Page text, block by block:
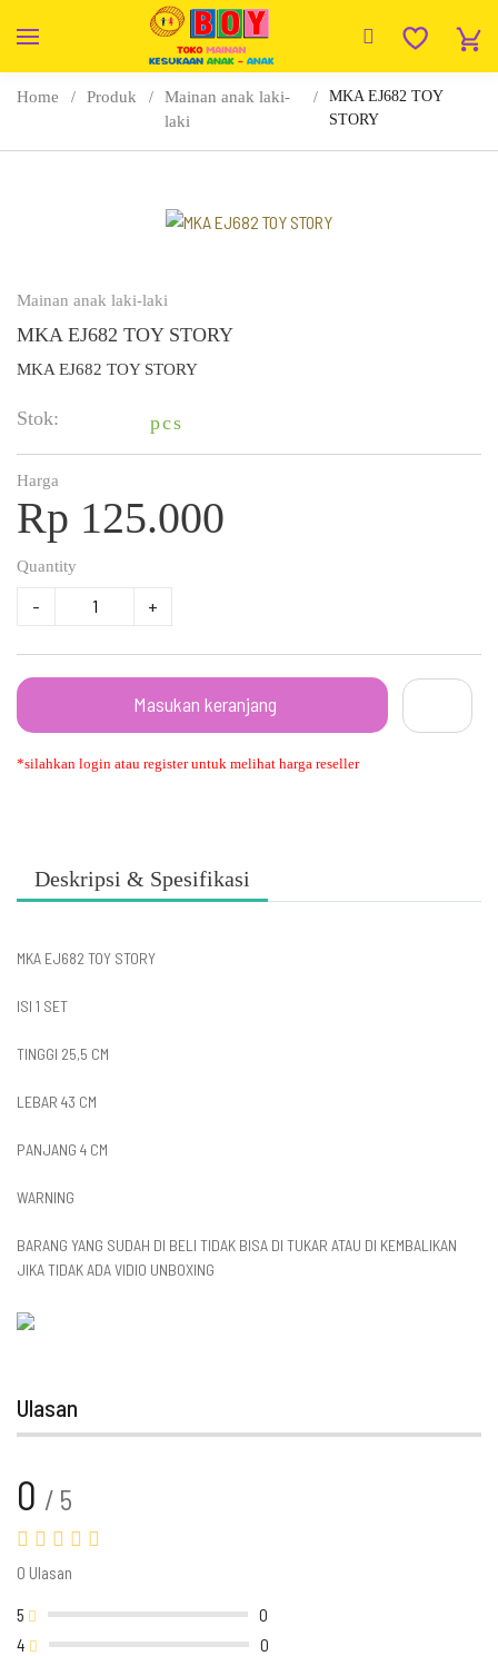
Home Produk
Mainan anak laki-
laki
MKA EJ682 TOY
STORY
Mainan anak laki-laki
MKA EJ682 TOY STORY
MKA EJ682 TOY STORY
Stok: pcs
Harga
Rp 125.000
Quantity
- +
Masukan keranjang
*silahkan login atau register untuk melihat harga reseller
Deskripsi & Spesifikasi
MKA EJ682 TOY STORY
ISI 1 SET
TINGGI 25,5 CM
LEBAR 43 CM
PANJANG 4 CM
WARNING
BARANG YANG SUDAH DI BELI TIDAK BISA DI TUKAR ATAU DI KEMBALIKAN
JIKA TIDAK ADA VIDIO UNBOXING
Ulasan
0 / 5
0 Ulasan
5
0
4
0